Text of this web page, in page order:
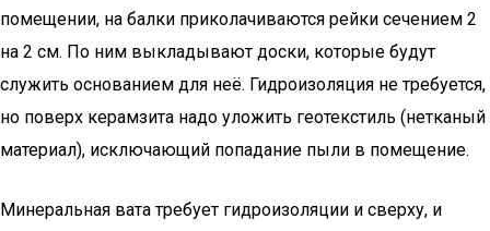
помещении, на балки приколачиваются рейки сечением 2
на 2 см. По ним выкладывают доски, которые будут
служить основанием для неё. Гидроизоляция не требуется,
но поверх керамзита надо уложить геотекстиль (нетканый
материал), исключающий попадание пыли в помещение.
Минеральная вата требует гидроизоляции и сверху, и